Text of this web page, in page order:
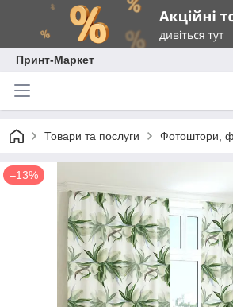
Принт-Маркет
Товари та послуги Фотоштори,
–13%